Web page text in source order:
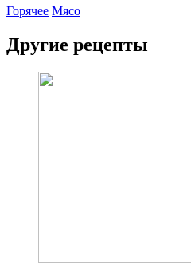
Горячее Мясо
Другие рецепты